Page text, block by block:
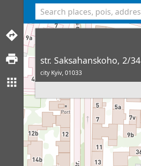
str. Saksahanskoho, 2/34
city Kyiv,01033
<% console.log(hcard) %>